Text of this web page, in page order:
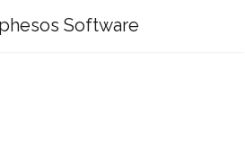
Software